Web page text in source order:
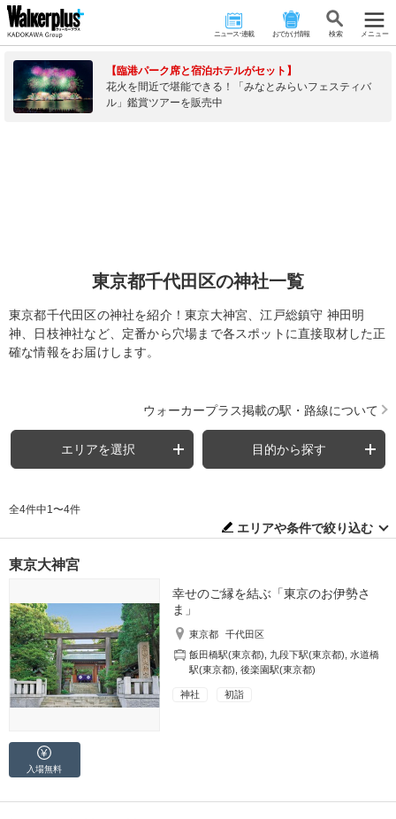
ニュース･連載 おでかけ情報 検 索 メニュー
【臨港パーク席と宿泊ホテルがセット】
花火を間近で堪能できる！「みなとみらいフェスティバ
ル」鑑賞ツアーを販売中
東京都千代田区の神社一覧
東京都千代田区の神社を紹介！東京大神宮、江戸総鎮守 神田明
神、日枝神社など、定番から穴場まで各スポットに直接取材した正
確な情報をお届けします。
ウォーカープラス掲載の駅・路線について
エリアを選択 目的から探す
全4件中1〜4件
エリアや条件で絞り込む
東京大神宮
幸せのご縁を結ぶ「東京のお伊勢さ
ま」
東京都
千代田区
飯田橋駅(東京都)
九段下駅(東京都) ,水道橋
駅(東京都) ,後楽園駅(東京都)
神社 初詣
入場無料